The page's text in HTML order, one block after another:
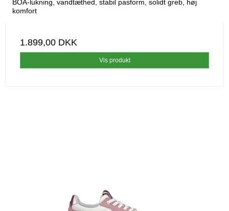
BOA-lukning, vandtæthed, stabil pasform, solidt greb, høj
komfort
1.899,00 DKK
Vis produkt